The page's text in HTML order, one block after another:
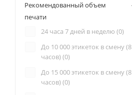
Рекомендованный объем
печати
24 часа 7 дней в неделю (0)
До 10 000 этикеток в смену (8
часов) (0)
До 15 000 этикеток в смену (8
часов) (0)